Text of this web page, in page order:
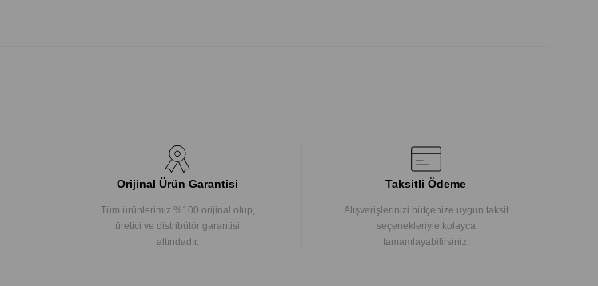
Orijinal Ürün Garantisi
Tüm ürünlerimiz %100 orijinal olup,
üretici ve distribütör garantisi
altındadır.
Taksitli Ödeme
Alışverişlerinizi bütçenize uygun taksit
seçenekleriyle kolayca
tamamlayabilirsiniz.